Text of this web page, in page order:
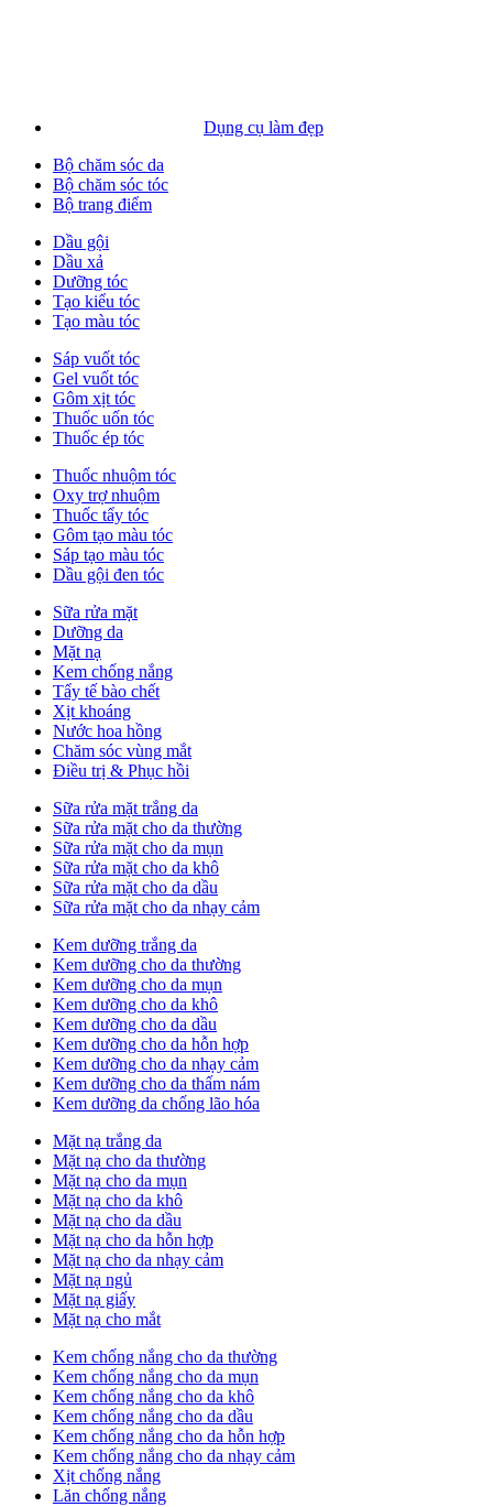
Dụng cụ làm đẹp
Bộ chăm sóc da
Bộ chăm sóc tóc
Bộ trang điểm
Dầu gội
Dầu xả
Dưỡng tóc
Tạo kiểu tóc
Tạo màu tóc
Sáp vuốt tóc
Gel vuốt tóc
Gôm xịt tóc
Thuốc uốn tóc
Thuốc ép tóc
Thuốc nhuộm tóc
Oxy trợ nhuộm
Thuốc tẩy tóc
Gôm tạo màu tóc
Sáp tạo màu tóc
Dầu gội đen tóc
Sữa rửa mặt
Dưỡng da
Mặt nạ
Kem chống nắng
Tẩy tế bào chết
Xịt khoáng
Nước hoa hồng
Chăm sóc vùng mắt
Điều trị & Phục hồi
Sữa rửa mặt trắng da
Sữa rửa mặt cho da thường
Sữa rửa mặt cho da mụn
Sữa rửa mặt cho da khô
Sữa rửa mặt cho da dầu
Sữa rửa mặt cho da nhạy cảm
Kem dưỡng trắng da
Kem dưỡng cho da thường
Kem dưỡng cho da mụn
Kem dưỡng cho da khô
Kem dưỡng cho da dầu
Kem dưỡng cho da hỗn hợp
Kem dưỡng cho da nhạy cảm
Kem dưỡng cho da thấm nám
Kem dưỡng da chống lão hóa
Mặt nạ trắng da
Mặt nạ cho da thường
Mặt nạ cho da mụn
Mặt nạ cho da khô
Mặt nạ cho da dầu
Mặt nạ cho da hỗn hợp
Mặt nạ cho da nhạy cảm
Mặt nạ ngủ
Mặt nạ giấy
Mặt nạ cho mắt
Kem chống nắng cho da thường
Kem chống nắng cho da mụn
Kem chống nắng cho da khô
Kem chống nắng cho da dầu
Kem chống nắng cho da hỗn hợp
Kem chống nắng cho da nhạy cảm
Xịt chống nắng
Lăn chống nắng